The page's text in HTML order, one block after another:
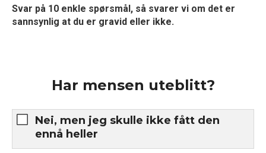
Svar på 10 enkle spørsmål, så svarer vi om det er
sannsynlig at du er gravid eller ikke.
Har mensen uteblitt?
Nei, men jeg skulle ikke fått den
ennå heller